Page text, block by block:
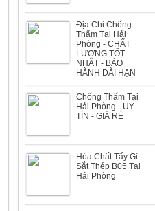
Nhà máy đóng tàu Bến Kiền
Nhà máy đóng tàu Bến Kiền
Địa Chỉ Chống
Thấm Tại Hải
Phòng - CHẤT
LƯỢNG TỐT
NHẤT - BẢO
HÀNH DÀI HẠN
Chống Thấm Tại
Hải Phòng - UY
TÍN - GIÁ RẺ
Hóa Chất Tẩy Gỉ
Sắt Thép B05 Tại
Hải Phòng